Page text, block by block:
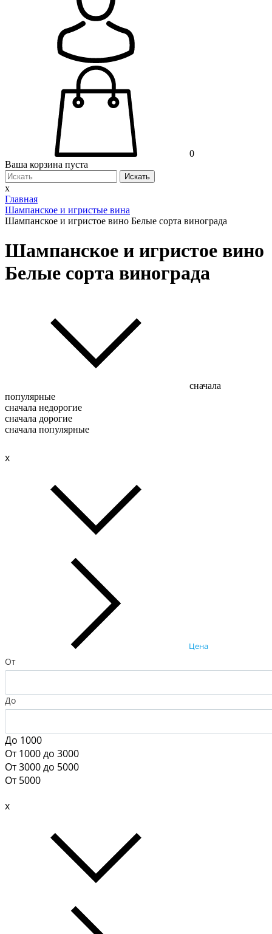
0
Ваша корзина пуста
Искать
x
Главная
Шампанское и игристые вина
Шампанское и игристое вино Белые сорта винограда
Шампанское и игристое вино
Белые сорта винограда
сначала
популярные
сначала недорогие
сначала дорогие
сначала популярные
x
Цена
От
До
До 1000
От 1000 до 3000
От 3000 до 5000
От 5000
x